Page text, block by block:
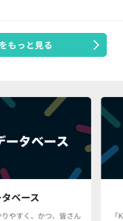
もっと見る
ベース
やすく、かつ、皆さん